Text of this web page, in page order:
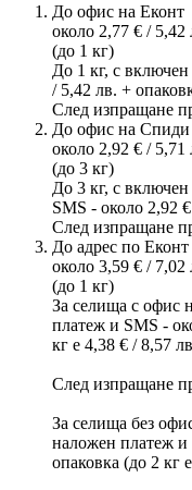
До офис на Еконт
около 2,77 € / 5,42
(до 1 кг)
До 1 кг, с
/ 5,42 лв. +
След изпращане
До офис на Спиди
около 2,92 € / 5,71
(до 3 кг)
До 3 кг, с
SMS - около 2,92
След изпращане
До адрес по Еконт
около 3,59 € / 7,02
(до 1 кг)
За селища с офис
платеж и SMS -
кг е 4,38 € / 8,57
След изпращане
За селища без
наложен платеж и
опаковка (до 2 кг